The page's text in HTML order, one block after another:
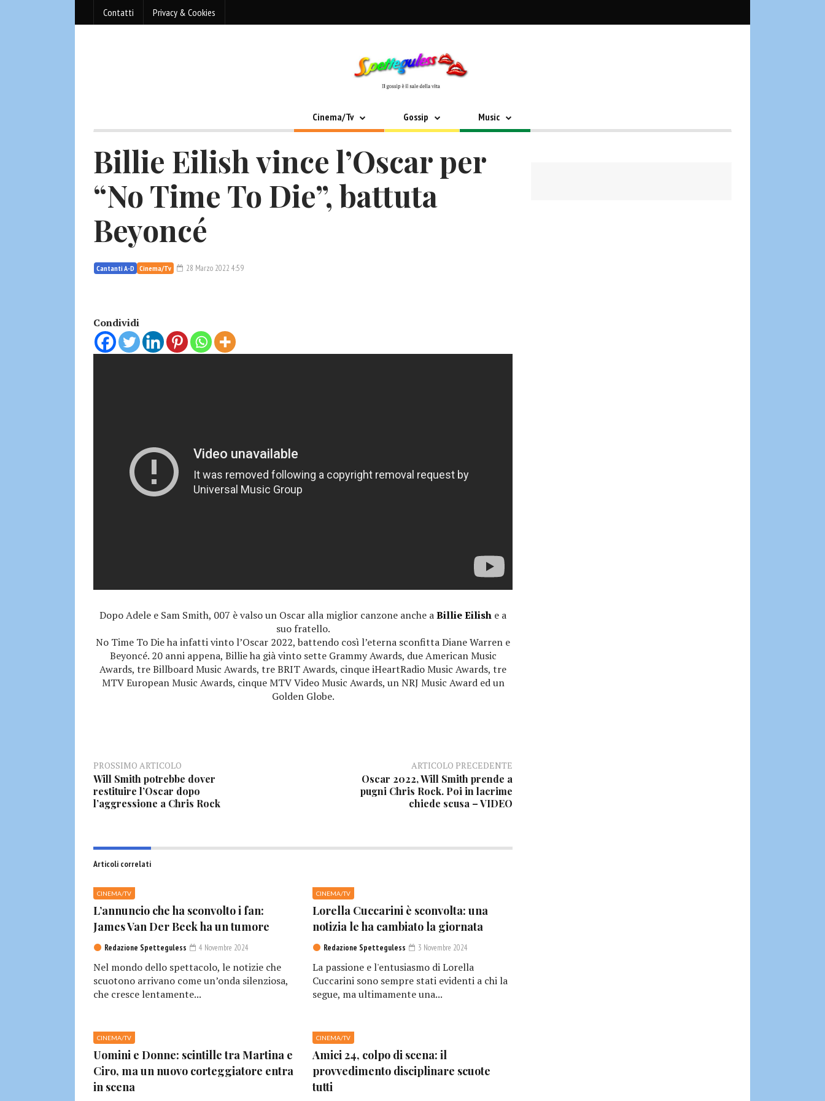
Contatti Privacy & Cookies
Cinema/Tv Gossip Music
Billie Eilish vince l’Oscar per
“No Time To Die”, battuta
Beyoncé
Cantanti A-D Cinema/Tv 28 Marzo 2022 4:59
Condividi
Dopo Adele e Sam Smith, 007 è valso un Oscar alla miglior canzone anche aBillie Eilish e a
suo fratello.
No Time To Die ha infatti vinto l’Oscar 2022, battendo così l’eterna sconfitta Diane Warren e
Beyoncé. 20 anni appena, Billie ha già vinto sette Grammy Awards, due American Music
Awards, tre Billboard Music Awards, tre BRIT Awards, cinque iHeartRadio Music Awards, tre
MTV European Music Awards, cinque MTV Video Music Awards, un NRJ Music Award ed un
Golden Globe.
PROSSIMO ARTICOLO
Will Smith potrebbe dover
restituire l’Oscar dopo
l’aggressione a Chris Rock
ARTICOLO PRECEDENTE
Oscar 2022, Will Smith prende a
pugni Chris Rock. Poi in lacrime
chiede scusa – VIDEO
Articoli correlati
CINEMA/TV
L’annuncio che ha sconvolto i fan:
James Van Der Beek ha un tumore
Redazione Spetteguless 4 Novembre 2024
Nel mondo dello spettacolo, le notizie che
scuotono arrivano come un’onda silenziosa,
che cresce lentamente...
CINEMA/TV
Lorella Cuccarini è sconvolta: una
notizia le ha cambiato la giornata
Redazione Spetteguless 3 Novembre 2024
La passione e l'entusiasmo di Lorella
Cuccarini sono sempre stati evidenti a chi la
segue, ma ultimamente una...
CINEMA/TV
Uomini e Donne: scintille tra Martina e
Ciro, ma un nuovo corteggiatore entra
in scena
CINEMA/TV
Amici 24, colpo di scena: il
provvedimento disciplinare scuote
tutti